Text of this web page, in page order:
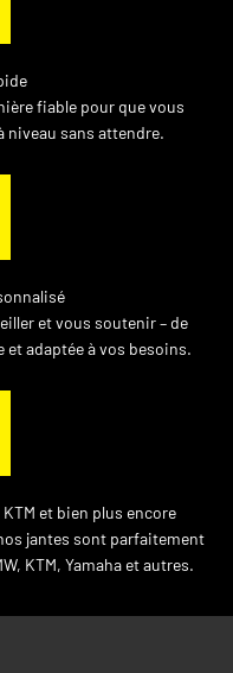
fiable pour que vous
niveau sans attendre.
et vous soutenir – de
adaptée à vos besoins.
et bien plus encore
jantes sont parfaitement
KTM, Yamaha et autres.